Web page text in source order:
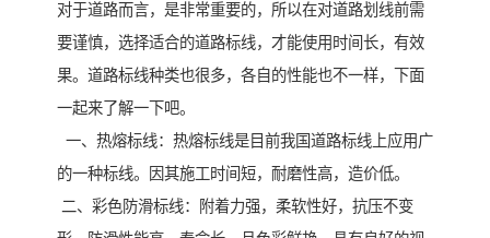
对于道路而言，是非常重要的，所以在对道路划线前需
要谨慎，选择适合的道路标线，才能使用时间长，有效
果。道路标线种类也很多，各自的性能也不一样，下面
一起来了解一下吧。
一、热熔标线：热熔标线是目前我国道路标线上应用广
的一种标线。因其施工时间短，耐磨性高，造价低。
二、彩色防滑标线：附着力强，柔软性好，抗压不变